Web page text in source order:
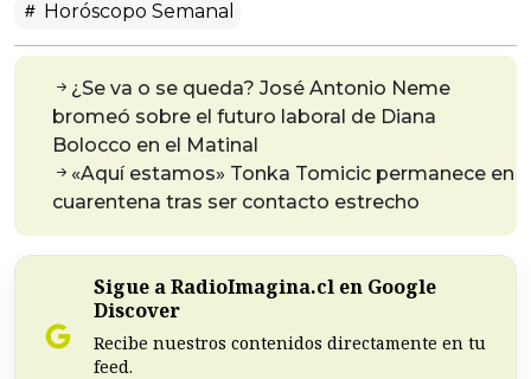
Horóscopo Semanal
¿Se va o se queda? José Antonio Neme
bromeó sobre el futuro laboral de Diana
Bolocco en el Matinal
«Aquí estamos» Tonka Tomicic permanece en
cuarentena tras ser contacto estrecho
Sigue a RadioImagina.cl en Google
Discover
Recibe nuestros contenidos directamente en tu
feed.